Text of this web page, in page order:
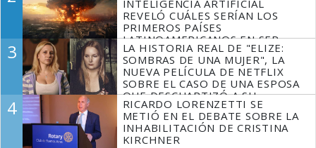
INTELIGENCIA ARTIFICIAL
REVELÓ CUÁLES SERÍAN LOS
PRIMEROS PAÍSES
LATINOAMERICANOS EN SER
DERROTADOS
3
LA HISTORIA REAL DE "ELIZE:
SOMBRAS DE UNA MUJER", LA
NUEVA PELÍCULA DE NETFLIX
SOBRE EL CASO DE UNA ESPOSA
QUE DESCUARTIZÓ A SU
MARIDO
4
RICARDO LORENZETTI SE
METIÓ EN EL DEBATE SOBRE LA
INHABILITACIÓN DE CRISTINA
KIRCHNER